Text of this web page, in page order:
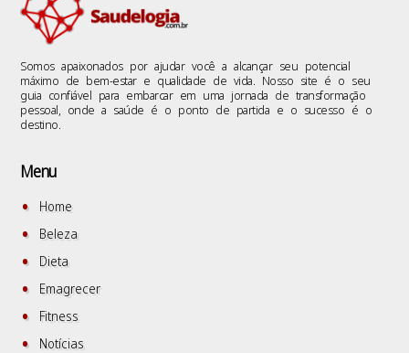
Somos apaixonados por ajudar você a alcançar seu potencial
máximo de bem-estar e qualidade de vida. Nosso site é o seu
guia confiável para embarcar em uma jornada de transformação
pessoal, onde a saúde é o ponto de partida e o sucesso é o
destino.
Menu
Home
Beleza
Dieta
Emagrecer
Fitness
Notícias